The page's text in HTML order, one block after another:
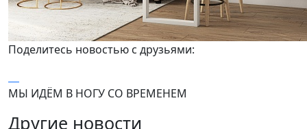
Поделитесь новостью с друзьями:
МЫ ИДЁМ В НОГУ СО ВРЕМЕНЕМ
Другие новости